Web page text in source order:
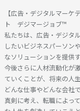
内容や処遇など労
利用者は、利用
働条件を直接確認
す。弊社は、弊社
条件が、当該雇用
して保証できない
３．利用者が本サ
の間で紛争等が生
【広告・デジタルマーケ
ト デジマージョブ™
私たちは、広告・デジタ
したいビジネスパーソン
なソリューションを提供
今後さらに人材流動化が
ていくことが、将来の人
どんな仕事やどんな会社
真剣に考え、転職によっ